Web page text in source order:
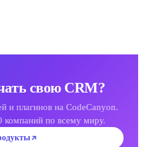
свою CRM?
и плагинов на CodeCanyon.
компаний по всему миру.